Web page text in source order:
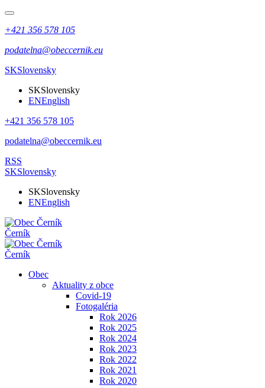
+421 356 578 105
podatelna@obeccernik.eu
SKSlovensky
SKSlovensky
ENEnglish
+421 356 578 105
podatelna@obeccernik.eu
RSS
SKSlovensky
SKSlovensky
ENEnglish
Černík
Černík
Obec
Aktuality z obce
Covid-19
Fotogaléria
Rok 2026
Rok 2025
Rok 2024
Rok 2023
Rok 2022
Rok 2021
Rok 2020